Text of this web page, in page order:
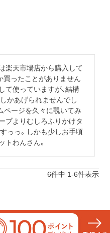
楽天市場店から購入して
買ったことがありません
て使っていますが、結構
かあげられませんでし
ページを久々に覗いてみ
ブよりむしろふりかけタ
っっ。しかも少しお手頃
トわんさん。
6件中 1-6件表示